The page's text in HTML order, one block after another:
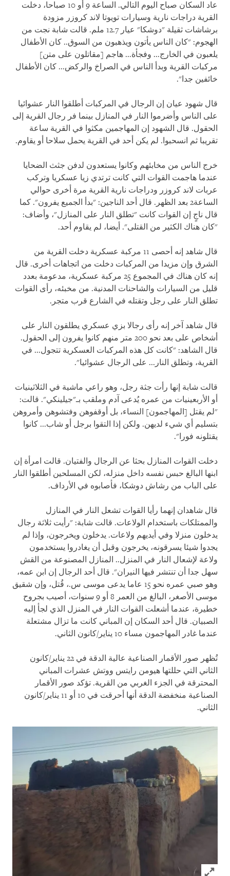
عاد السكان صباح اليوم التالي. الساعة 9 أو 10 صباحا، دخلت
القرية دراجات نارية وسيارات تويوتا لاند كروزر مزودة
برشاشات ثقيلة "دوشكا" عيار 12.7 ملم. قالت شابة نجت من
الهجوم: "كان الناس يأتون ويذهبون من السوق.. كان الأطفال
يلعبون في الخارج... وفجأة... هاجم [مقاتلون على متن]
مركبات القرية وبدأ الناس في الصراخ والركض... كان الأطفال
خائفين جدا".
قال شهود عيان إن الرجال في المركبات أطلقوا النار عشوائيا
على الناس وأضرموا النار في المنازل بينما فر رجال القرية إلى
الحقول. قال الشهود إن المهاجمين مكثوا في القرية ساعة
تقريبا ثم انسحبوا. لم يكن أحد في القرية يحمل سلاحا أو يقاوم.
خرج الناس من مخابئهم وكانوا يستعدون لدفن جثث الضحايا
عندما هاجمت القوات التي كانت ترتدي زيا عسكريا وتركب
عربات لاند كروزر ودراجات نارية القرية مرة أخرى حوالي
الساعة2 بعد الظهر. قال أحد الناجين: "بدأ الجميع يفرون". كما
قال ناجٍ إن القوات كانت "تطلق النار على المنازل"، وأضاف:
"كان هناك الكثير من القتلى". أيضا، لم يقاوم أحد.
قال شاهد إنه أحصى 11 مركبة عسكرية دخلت القرية من
الشرق وإن مزيدا من المركبات دخلت من اتجاهات أخرى. قال
إنه كان هناك في المجموع 25 مركبة عسكرية، مدعومة بعدد
قليل من السيارات والشاحنات المدنية. من مخبئه، رأى القوات
تطلق النار على رجل وتقتله في الشارع قرب متجر.
قال شاهد آخر إنه رأى رجالا بزي عسكري يطلقون النار على
أشخاص على بعد نحو 200 متر منهم كانوا يفرون إلى الحقول.
قال الشاهد: "كانت كل هذه المركبات العسكرية تتجول... في
القرية، وتطلق النار... على الرجال عشوائيا".
قالت شابة إنها رأت جثة رجل، وهو راعي ماشية في الثلاثينيات
أو الأربعينيات من عمره يُدعى آدم وملقب بـ"جيلينكي". قالت:
"لم يقتل [المهاجمون] النساء، بل أوقفوهن وفتشوهن وأمروهن
بتسليم أي شيء لديهن. ولكن إذا التقوا برجل أو شاب... كانوا
يقتلونه فورا".
دخلت القوات المنازل بحثا عن الرجال والفتيان. قالت امرأة إن
ابنها البالغ حبس نفسه داخل منزله، لكن المسلحين أطلقوا النار
على الباب من رشاش دوشكا، فأصابوه في الأرداف.
قال شاهدان إنهما رأيا القوات تشعل النار في المنازل
والممتلكات باستخدام الولاعات. قالت شابة: "رأيت ثلاثة رجال
يدخلون منزلا وفي أيديهم ولاعات. يدخلون ويخرجون، وإذا لم
يجدوا شيئا يسرقونه، يخرجون وقبل أن يغادروا يستخدمون
ولاعة لإشعال النار في المنزل.. المنازل المصنوعة من القش
سهل جدا أن تنتشر فيها النيران". قال أحد الرجال إن ابن عمه،
وهو صبي عمره نحو 15 عاما يدعى موسى س.، قُتل، وإن شقيق
موسى الأصغر، البالغ من العمر 8 أو 9 سنوات، أصيب بجروح
خطيرة، عندما أشعلت القوات النار في المنزل الذي لجأ إليه
الصبيان. قال أحد السكان إن المباني كانت ما تزال مشتعلة
عندما غادر المهاجمون مساء 10 يناير/كانون الثاني.
تُظهر صور الأقمار الصناعية عالية الدقة في 22 يناير/كانون
الثاني التي حللتها هيومن رايتس ووتش عشرات المباني
المحترقة في الجزء الغربي من القرية. تؤكد صور الأقمار
الصناعية منخفضة الدقة أنها أحرقت في 10 أو 11 يناير/كانون
الثاني.
Click to expand Image